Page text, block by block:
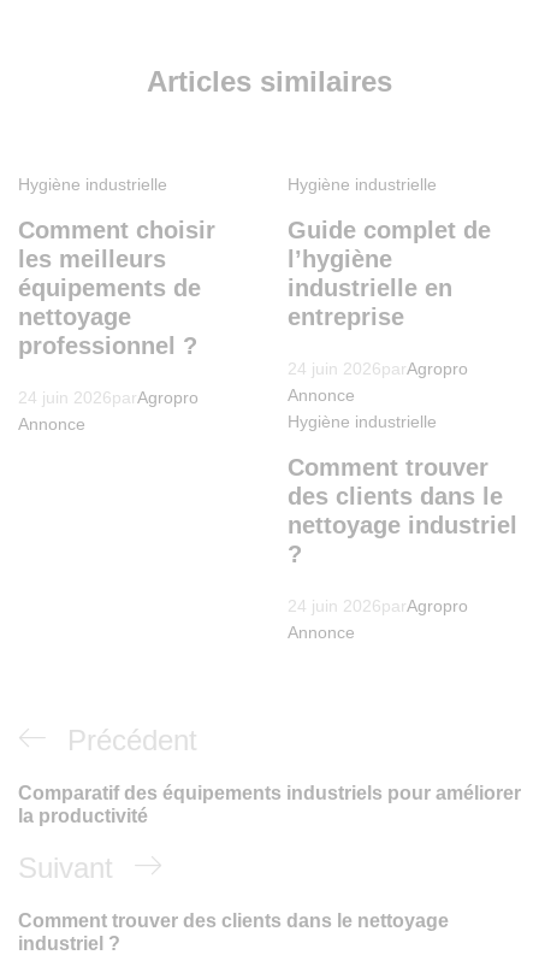
Articles similaires
Hygiène industrielle
Comment choisir
les meilleurs
équipements de
nettoyage
professionnel ?
24 juin 2026parAgropro
Annonce
Hygiène industrielle
Guide complet de
l’hygiène
industrielle en
entreprise
24 juin 2026parAgropro
Annonce
Hygiène industrielle
Comment trouver
des clients dans le
nettoyage industriel
?
24 juin 2026parAgropro
Annonce
Précédent
Comparatif des équipements industriels pour améliorer
la productivité
Suivant
Comment trouver des clients dans le nettoyage
industriel ?